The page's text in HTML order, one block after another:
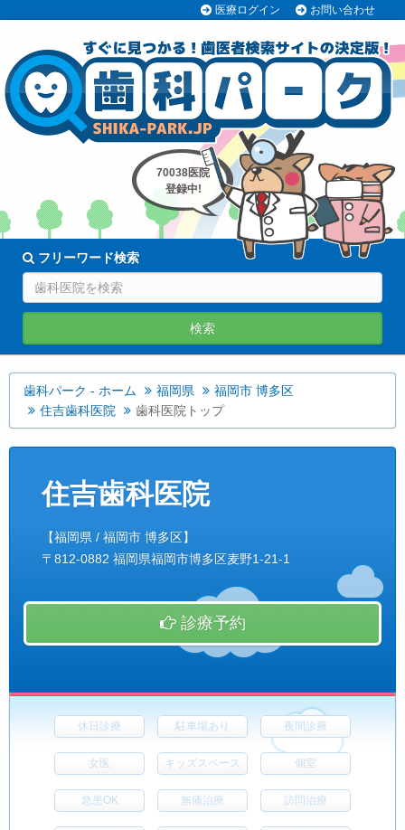
医療ログイン お問い合わせ
70038医院
登録中!
フリーワード検索
検索
歯科パーク - ホーム 福岡県
福岡市 博多区
住吉歯科医院
歯科医院トップ
住吉歯科医院
【福岡県 / 福岡市 博多区】
〒812-0882 福岡県福岡市博多区麦野1-21-1
診療予約
休日診療 駐車場あり 夜間診療
女医 キッズスペース 個室
急患OK 無痛治療 訪問治療